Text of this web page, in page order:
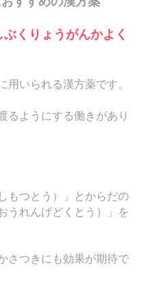
くりょうがんかよく
用いられる漢方薬です。
るようにする働きがあり
もつとう）」とからだの
うれんげどくとう）」を
さつきにも効果が期待で